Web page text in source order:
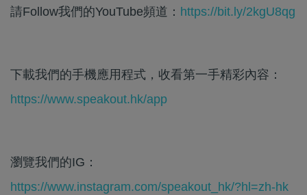
請Follow我們的YouTube頻道： https://bit.ly/2kgU8qg
下載我們的手機應用程式，收看第一手精彩內容：
https://www.speakout.hk/app
瀏覽我們的IG：
https://www.instagram.com/speakout_hk/?hl=zh-hk